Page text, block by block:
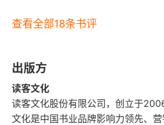
计，它在苏联、日本甚至泰国
级名著。论影响力，1946 年，
了第二次世界大战结束后的首
查看全部18条书评
出版方
读客文化
读客文化股份有限公司，创立于
文化是中国书业品牌影响力领先、